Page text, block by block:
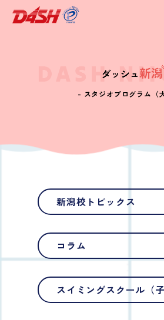
- スタジオプログラム（
新潟校トピックス
コラム
スイミングスクール（子